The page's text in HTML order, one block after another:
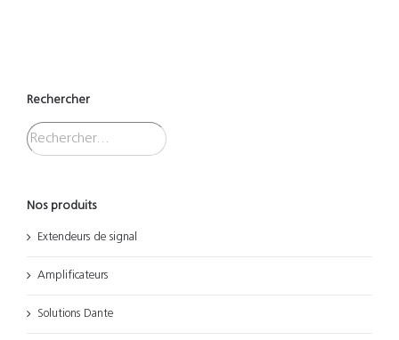
Rechercher
Nos produits
Extendeurs de signal
Amplificateurs
Solutions Dante